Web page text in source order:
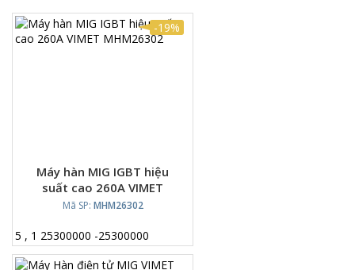
-19%
Máy hàn MIG IGBT hiệu
suất cao 260A VIMET
MHM26302
Mã SP: MHM26302
5 , 1 25300000 -25300000